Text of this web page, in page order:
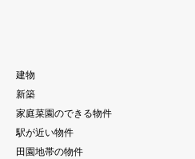
建物
新築
家庭菜園のできる物件
駅が近い物件
田園地帯の物件